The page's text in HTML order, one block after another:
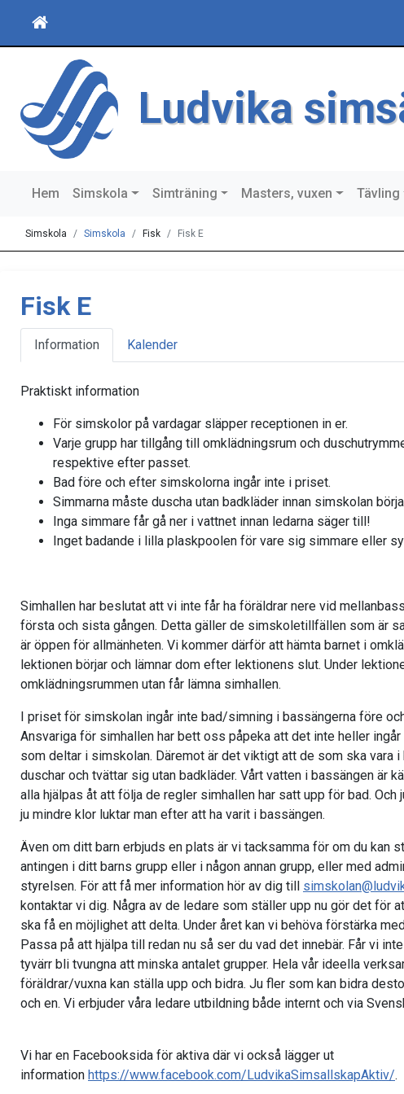
Ludvika
Hem Simskola Simträning Masters, vuxen Tävling
Simskola Simskola Fisk Fisk E
Fisk E
Information Kalender
Praktiskt information
För simskolor på vardagar släpper receptionen in er.
Varje grupp har tillgång till omklädningsrum och
respektive efter passet.
Bad före och efter simskolorna ingår inte i priset.
Simmarna måste duscha utan badkläder innan simskolan
Inga simmare får gå ner i vattnet innan ledarna säger till!
Inget badande i lilla plaskpoolen för vare sig simmare eller
Simhallen har beslutat att vi inte får ha föräldrar nere vid
första och sista gången. Detta gäller de simskoletillfällen som är
är öppen för allmänheten. Vi kommer därför att hämta barnet i
lektionen börjar och lämnar dom efter lektionens slut. Under
omklädningsrummen utan får lämna simhallen.
I priset för simskolan ingår inte bad/simning i bassängerna före
Ansvariga för simhallen har bett oss påpeka att det inte heller ingår
som deltar i simskolan. Däremot är det viktigt att de som ska vara
duschar och tvättar sig utan badkläder. Vårt vatten i bassängen är
alla hjälpas åt att följa de regler simhallen har satt upp för bad. Och
ju mindre klor luktar man efter att ha varit i bassängen.
Även om ditt barn erbjuds en plats är vi tacksamma för om du kan
antingen i ditt barns grupp eller i någon annan grupp, eller med
styrelsen. För att få mer information hör av dig till
kontaktar vi dig. Några av de ledare som ställer upp nu gör det för
ska få en möjlighet att delta. Under året kan vi behöva förstärka
Passa på att hjälpa till redan nu så ser du vad det innebär. Får vi
tyvärr bli tvungna att minska antalet grupper. Hela vår ideella
föräldrar/vuxna kan ställa upp och bidra. Ju fler som kan bidra
och en. Vi erbjuder våra ledare utbildning både internt och via
Vi har en Facebooksida för aktiva där vi också lägger ut
information https://www.facebook.com/LudvikaSimsallskapAktiv/.